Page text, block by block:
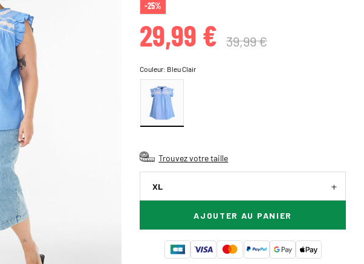
-25%
29,99 € 39,99 €
Couleur: Bleu Clair
Trouvez votre taille
XL
AJOUTER AU PANIER